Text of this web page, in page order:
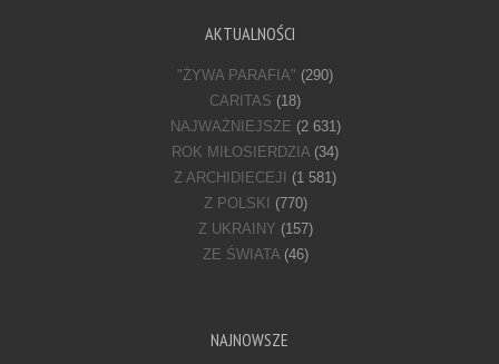
AKTUALNOŚCI
"ŻYWA PARAFIA" (290)
CARITAS (18)
NAJWAŻNIEJSZE (2 631)
ROK MIŁOSIERDZIA (34)
Z ARCHIDIECEJI
(1 581)
Z POLSKI
(770)
Z UKRAINY (157)
ZE ŚWIATA(46)
NAJNOWSZE